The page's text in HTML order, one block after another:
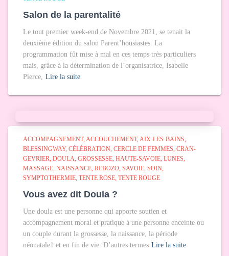
Salon de la parentalité
Le tout premier week-end de Novembre 2021, se tenait la
deuxième édition du salon Parent’housiastes. La
programmation fût mise à mal en ces temps très particuliers
mais, grâce à la détermination de l’organisatrice, Isabelle
Pierce, Lire la suite
ACCOMPAGNEMENT ACCOUCHEMENT AIX-LES-BAINS
BLESSINGWAY CÉLÉBRATION CERCLE DE FEMMES CRAN-
GEVRIER DOULA GROSSESSE HAUTE-SAVOIE LUNES
MASSAGE NAISSANCE REBOZO SAVOIE SOIN
SYMPTOTHERMIE TENTE ROSE TENTE ROUGE
Vous avez dit Doula ?
Une doula est une personne qui apporte soutien et
accompagnement moral et pratique à une personne enceinte ou
un couple durant la grossesse, la naissance, la période
néonatale1 et en fin de vie. D’autres termes Lire la suite